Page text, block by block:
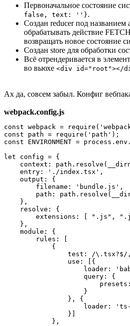
Первоначальное состояние
false, text: ''}.
Создан reducer под названием
обрабатывать действие
возвращать новое состояние
Создан store для обработки
Всё отрендеривается в
во вьюхе <div id="root"></
Ах да, совсем забыл. Конфиг
webpack.config.js
const webpack =
const path = require('path');
const ENVIRONMENT =
let config = {
context:
    entry: './index.tsx',
    output: {
        filename: 'bundle.js',
path:
    },
    resolve: {
extensions: [ ".js",
    },
    module: {
        rules: [
            {
                test: /\.tsx?$/,
                use: [{
loader:
                    query: {
                    }
                }, {
loader:
                }]
            },